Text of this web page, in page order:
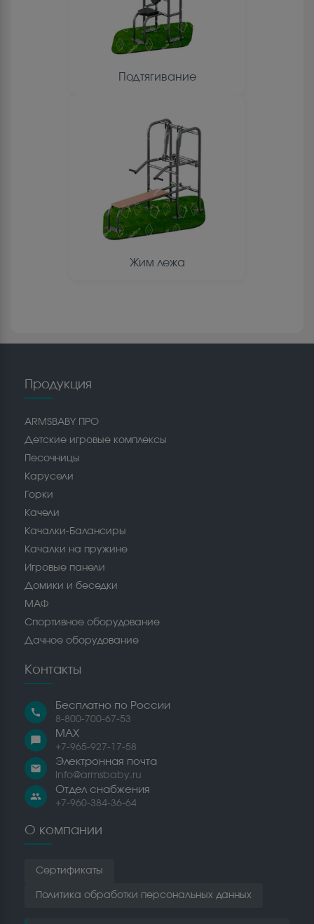
Подтягивание
Жим лежа
Продукция
ARMSBABY ПРО
Детские игровые комплексы
Песочницы
Карусели
Горки
Качели
Качалки-Балансиры
Качалки на пружине
Игровые панели
Домики и беседки
МАФ
Спортивное оборудование
Дачное оборудование
Контакты
call
Бесплатно по России
8-800-700-67-53
chat_bubble
MAX
+7-965-927-17-58
email
Электронная почта
info@armsbaby.ru
people
Отдел снабжения
+7-960-384-36-64
О компании
Сертификаты
Политика обработки персональных данных